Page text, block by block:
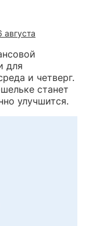
августа
для
и четверг.
станет
улучшится.